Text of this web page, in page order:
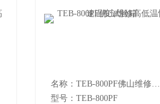
名称：TEB-800PF佛山维修高低温快速温变试验箱
型号：TEB-800PF